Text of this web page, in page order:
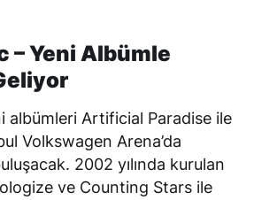
– Yeni Albümle
albümleri Artificial Paradise ile
Volkswagen Arena’da
2002 yılında kurulan
ve Counting Stars ile